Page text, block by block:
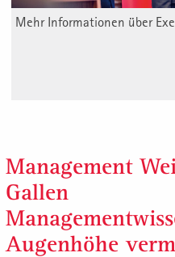
Mehr Informationen über
Management
Gallen
Augenhöhe